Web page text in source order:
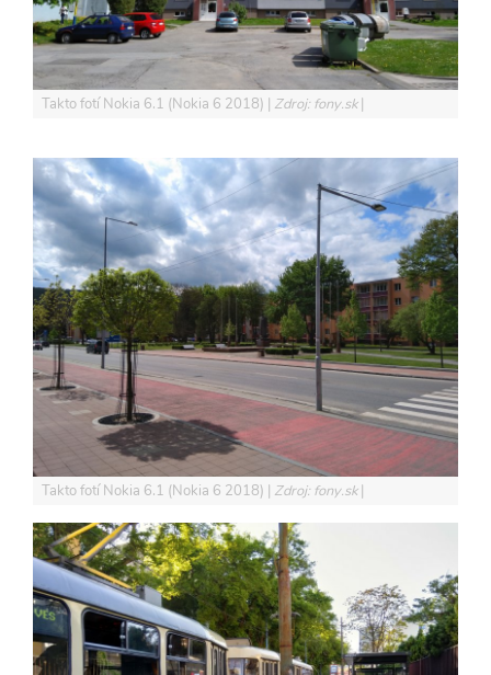
Takto fotí Nokia 6.1 (Nokia 6 2018) Zdroj: fony.sk
Takto fotí Nokia 6.1 (Nokia 6 2018) Zdroj: fony.sk